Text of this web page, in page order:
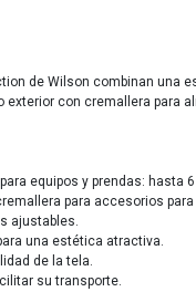
de Wilson combinan
exterior con cremallera para
equipos y prendas: hasta
para accesorios
ajustables.
una estética atractiva.
de la tela.
su transporte.